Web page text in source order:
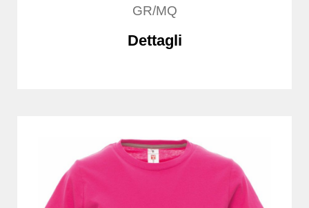
GR/MQ
Dettagli